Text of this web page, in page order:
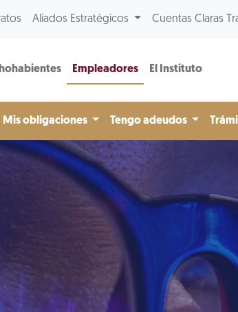
Aliados Estratégicos Cuentas Claras
Empleadores El Instituto
Mis obligaciones Tengo adeudos